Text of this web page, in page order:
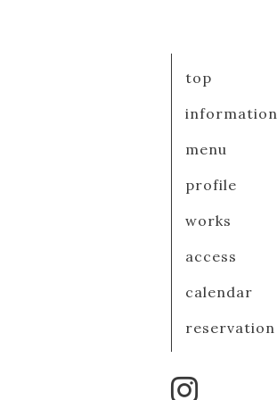
top
information
menu
profile
works
access
calendar
reservation